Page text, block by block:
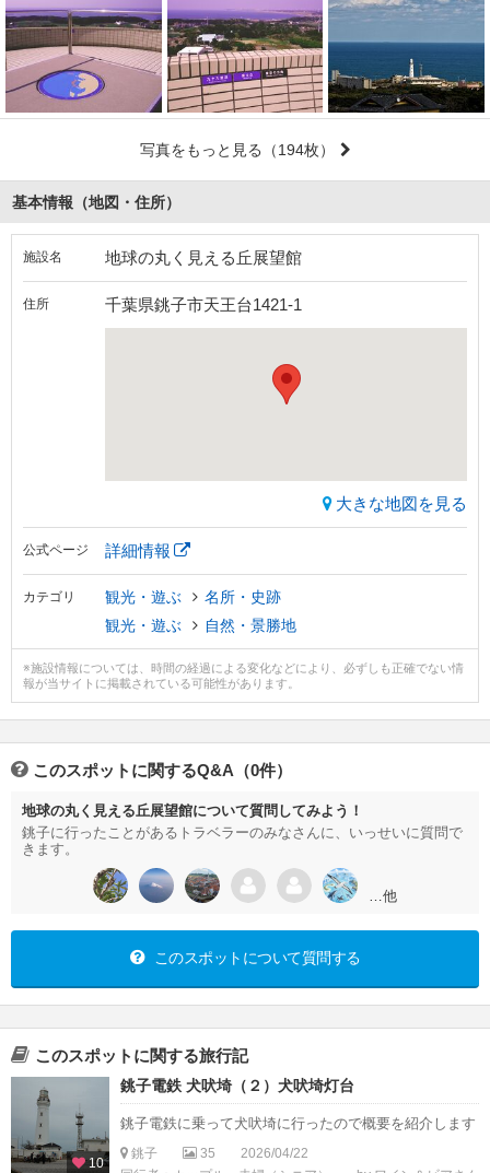
写真をもっと見る （194枚）
基本情報（地図・住所）
施設名 地球の丸く見える丘展望館
住所 千葉県銚子市天王台1421-1
大きな地図を見る
公式ページ 詳細情報
カテゴリ 観光・遊ぶ
名所・史跡
観光・遊ぶ
自然・景勝地
※施設情報については、時間の経過による変化などにより、必ずしも正確でない情
報が当サイトに掲載されている可能性があります。
このスポットに関するQ&A（0件）
地球の丸く見える丘展望館について質問してみよう！
銚子に行ったことがあるトラベラーのみなさんに、いっせいに質問で
きます。
…他
このスポットについて質問する
このスポットに関する旅行記
10
銚子電鉄 犬吠埼（２）犬吠埼灯台
銚子電鉄に乗って犬吠埼に行ったので概要を紹介します
銚子 35
2026/04/22